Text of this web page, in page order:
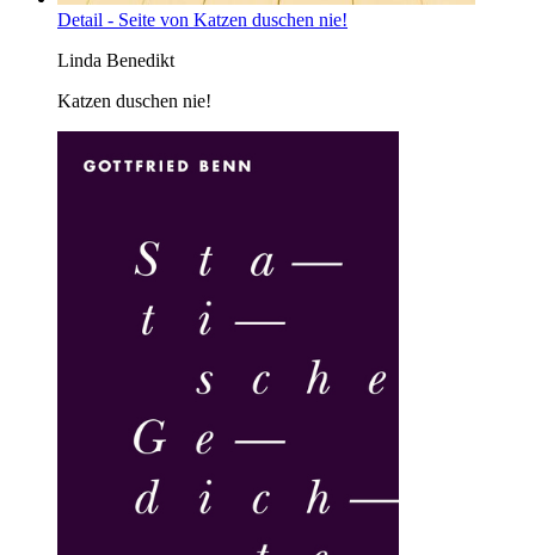
Detail - Seite von Katzen duschen nie!
Linda Benedikt
Katzen duschen nie!